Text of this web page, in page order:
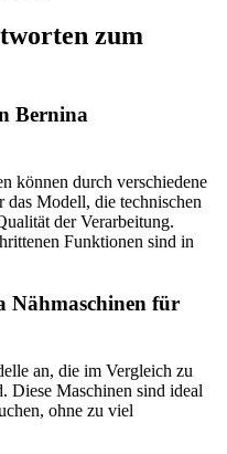
zum
Bernina
können durch verschiedene
das Modell, die technischen‍
der Verarbeitung.
Funktionen sind in
Nähmaschinen ⁢für
​an, die im Vergleich zu
Diese Maschinen sind ideal
ohne zu viel⁣